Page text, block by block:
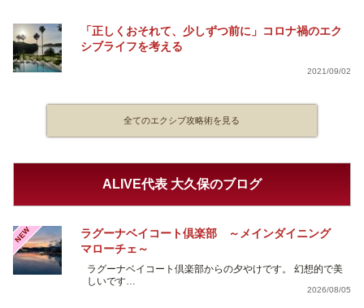
「正しくおそれて、少しずつ前に」コロナ禍のエク
シブライフを考える
2021/09/02
全てのエクシブ攻略術を見る
ALIVE代表 大久保のブログ
NEW
ラグーナベイコート倶楽部 ～メインダイニング
マローチェ～
ラグーナベイコート倶楽部からの夕やけです。 幻想的で美
しいです…
2026/08/05